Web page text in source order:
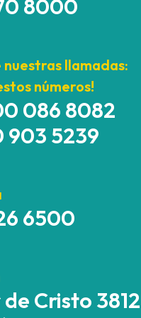
8000
nuestras llamadas:
números!
086 8082
903 5239
6500
Cristo 3812